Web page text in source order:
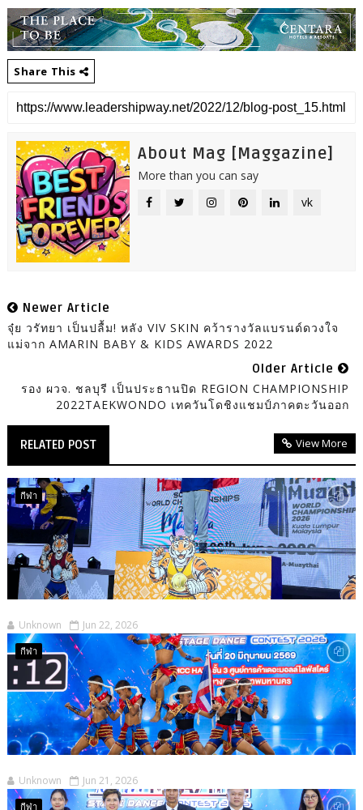
Share This
About Mag [Maggazine]
More than you can say
vk
Newer Article
จุ๋ย วรัทยา เป็นปลื้ม! หลัง VIV SKIN คว้ารางวัลแบรนด์ดวงใจ
แม่จาก AMARIN BABY & KIDS AWARDS 2022
Older Article
รอง ผวจ. ชลบุรี เป็นประธานปิด REGION CHAMPIONSHIP
2022TAEKWONDO เทควันโดชิงแชมป์ภาคตะวันออก
RELATED POST View More
กีฬา
Unknown Jun 22, 2026
กีฬา
Unknown Jun 21, 2026
กีฬา